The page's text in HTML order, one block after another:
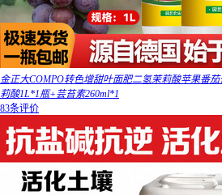
金正大COMPO转色增甜叶面肥二氢茉莉酸苹果番
莉酸1L*1瓶+芸苔素260ml*1
83条评价